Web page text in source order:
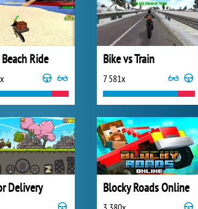
Ride Bike vs Train
7 581x
Delivery Blocky Roads Online